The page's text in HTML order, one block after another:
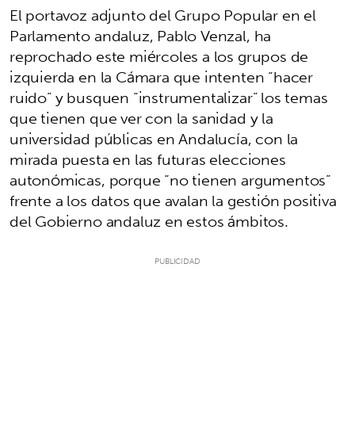
El portavoz adjunto del Grupo Popular en el
Parlamento andaluz, Pablo Venzal, ha
reprochado este miércoles a los grupos de
izquierda en la Cámara que intenten “hacer
ruido” y busquen “instrumentalizar” los temas
que tienen que ver con la sanidad y la
universidad públicas en Andalucía, con la
mirada puesta en las futuras elecciones
autonómicas, porque “no tienen argumentos”
frente a los datos que avalan la gestión positiva
del Gobierno andaluz en estos ámbitos.